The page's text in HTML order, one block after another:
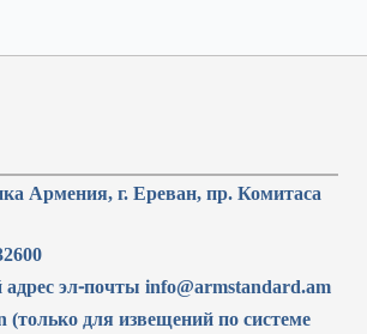
Армения, г. Ереван, пр. Комитаса
эл-почты info@armstandard.am
(только для извещений по системе